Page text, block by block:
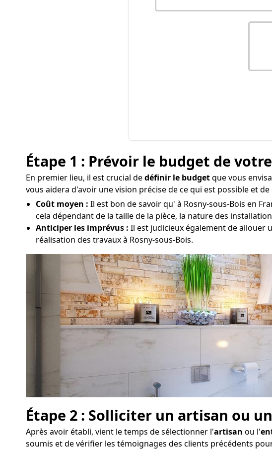
Étape 1 : Prévoir le budget de
En premier lieu, il est crucial dedéfinir le budgetque vous
vous aidera d'avoir une vision précise de ce qui est possible et
Coût moyen : Il est bon de savoir qu' à Rosny-sous-Bois en
cela dépendant de la taille de la pièce, la nature des
Anticiper les imprévus : Il est judicieux également de allouer
réalisation des travaux à Rosny-sous-Bois.
Étape 2 : Solliciter un artisan ou
Après avoir établi, vient le temps de sélectionner l'artisan ou l'
soumis et de vérifier les témoignages des clients précédents